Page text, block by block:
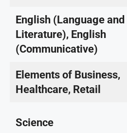
English (Language and
Literature), English
(Communicative)
Elements of Business,
Healthcare, Retail
Science